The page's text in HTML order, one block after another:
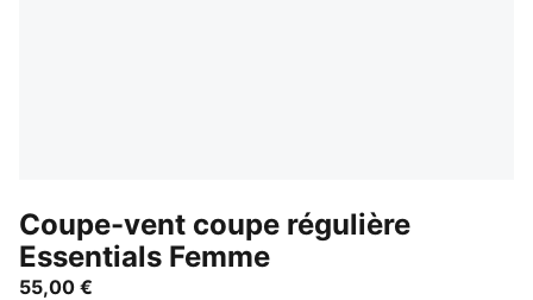
Coupe-vent coupe régulière
Essentials Femme
55,00 €